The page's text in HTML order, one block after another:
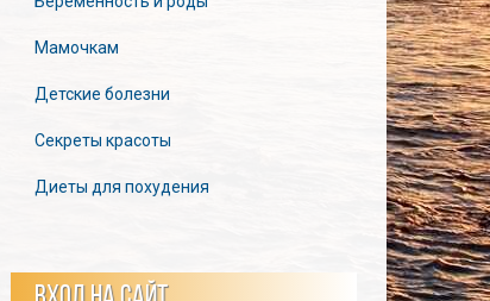
Мамочкам
Детские болезни
Секреты красоты
Диеты для похудения